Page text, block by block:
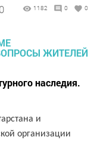
1182 0 0
наследия.
и
организации